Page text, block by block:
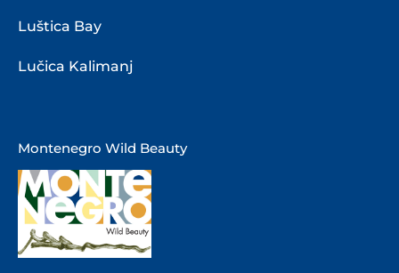
Luštica Bay
Lučica Kalimanj
Montenegro Wild Beauty